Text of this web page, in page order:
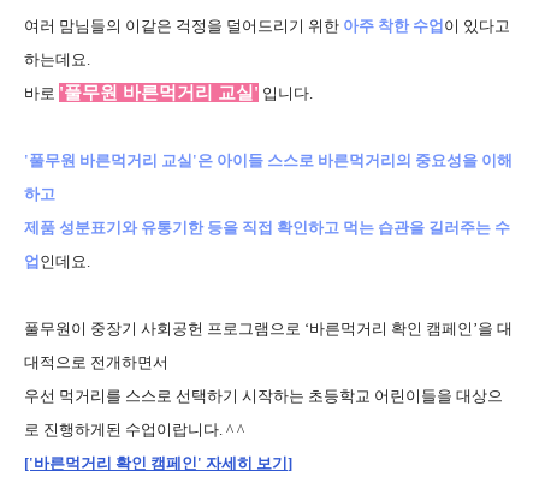
여러 맘님들의 이같은 걱정을 덜어드리기 위한 아주 착한 수업 이 있다고
하는데요.
바로 '풀무원 바른먹거리 교실' 입니다.
'풀무원 바른먹거리 교실'은 아이들 스스로 바른먹거리의 중요성을 이해
하고
제품 성분표기와 유통기한 등을 직접 확인하고 먹는 습관을 길러주는 수
업 인데요.
풀무원이 중장기 사회공헌 프로그램으로 ‘바른먹거리 확인 캠페인’을 대
대적으로 전개하면서
우선 먹거리를 스스로 선택하기 시작하는 초등학교 어린이들을 대상으
로 진행하게된 수업이랍니다. ^ ^
['바른먹거리 확인 캠페인' 자세히 보기 ]